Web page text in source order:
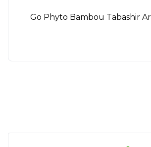
Go Phyto Bambou Tabashir